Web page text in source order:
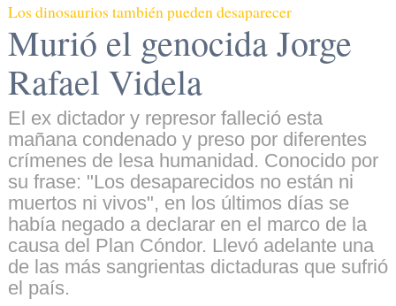
Los dinosaurios también pueden desaparecer
Murió el genocida Jorge
Rafael Videla
El ex dictador y represor falleció esta
mañana condenado y preso por diferentes
crímenes de lesa humanidad. Conocido por
su frase: "Los desaparecidos no están ni
muertos ni vivos", en los últimos días se
había negado a declarar en el marco de la
causa del Plan Cóndor. Llevó adelante una
de las más sangrientas dictaduras que sufrió
el país.